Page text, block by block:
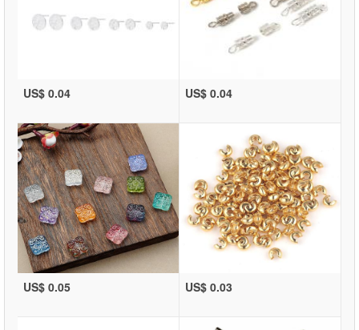
US$ 0.04 US$ 0.04
US$ 0.05 US$ 0.03